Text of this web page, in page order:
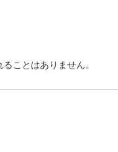
ことはありません。